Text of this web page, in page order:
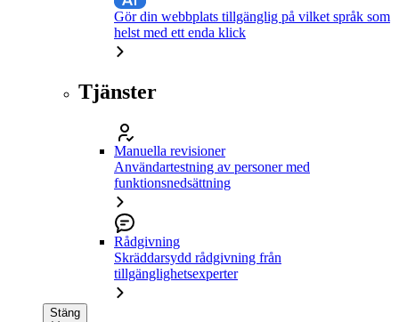
Gör din webbplats tillgänglig på vilket språk som
helst med ett enda klick
Tjänster
Manuella revisioner
Användartestning av personer med
funktionsnedsättning
Rådgivning
Skräddarsydd rådgivning från
tillgänglighetsexperter
Stäng